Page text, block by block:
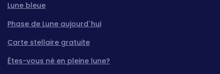
Lune bleue
Phase de Lune aujourd`hui
Carte stellaire gratuite
Êtes-vous né en pleine lune?